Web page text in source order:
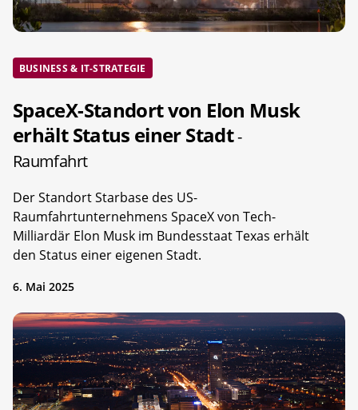
BUSINESS & IT-STRATEGIE
SpaceX-Standort von Elon Musk
erhält Status einer Stadt-
Raumfahrt
Der Standort Starbase des US-
Raumfahrtunternehmens SpaceX von Tech-
Milliardär Elon Musk im Bundesstaat Texas erhält
den Status einer eigenen Stadt.
6. Mai 2025